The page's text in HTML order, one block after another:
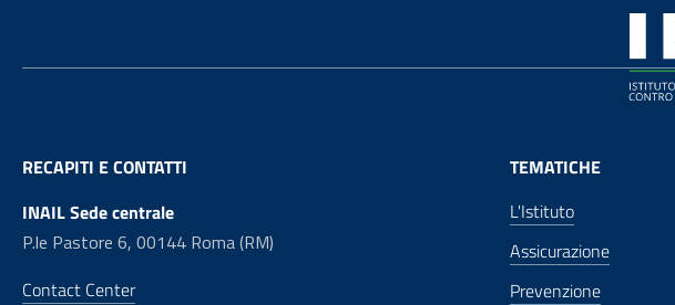
RECAPITI E CONTATTI
INAIL Sede centrale
P.le Pastore 6, 00144 Roma (RM)
Contact Center
TEMATICHE
L'Istituto
Assicurazione
Prevenzione